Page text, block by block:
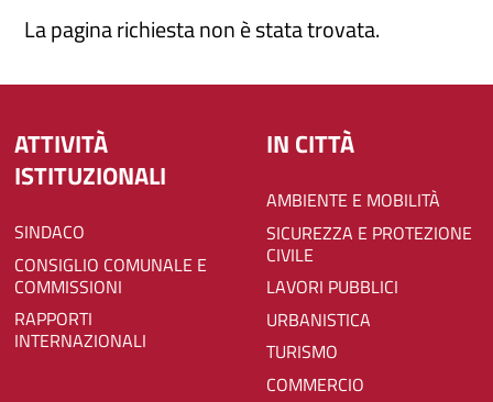
La pagina richiesta non è stata trovata.
ATTIVITÀ
ISTITUZIONALI
SINDACO
CONSIGLIO COMUNALE E
COMMISSIONI
RAPPORTI
INTERNAZIONALI
IN CITTÀ
AMBIENTE E MOBILITÀ
SICUREZZA E PROTEZIONE
CIVILE
LAVORI PUBBLICI
URBANISTICA
TURISMO
COMMERCIO